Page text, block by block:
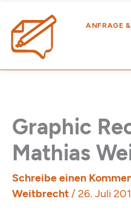
Inhalt
springen
ANFRAGE
Graphic
Mathias
Schreibe einen
Weitbrecht/26. Juli